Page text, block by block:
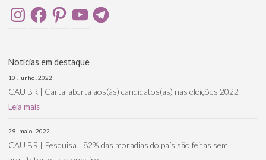
InstagramFacebookPinterestYouTubeTelegram
Notícias em destaque
10 . junho . 2022
CAU BR | Carta-aberta aos(às) candidatos(as) nas eleições 2022
Leia mais
29 . maio . 2022
CAU BR | Pesquisa | 82% das moradias do país são feitas sem